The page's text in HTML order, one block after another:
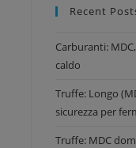
Recent
Carburanti:
caldo
Truffe: Longo
sicurezza per
Truffe: MDC